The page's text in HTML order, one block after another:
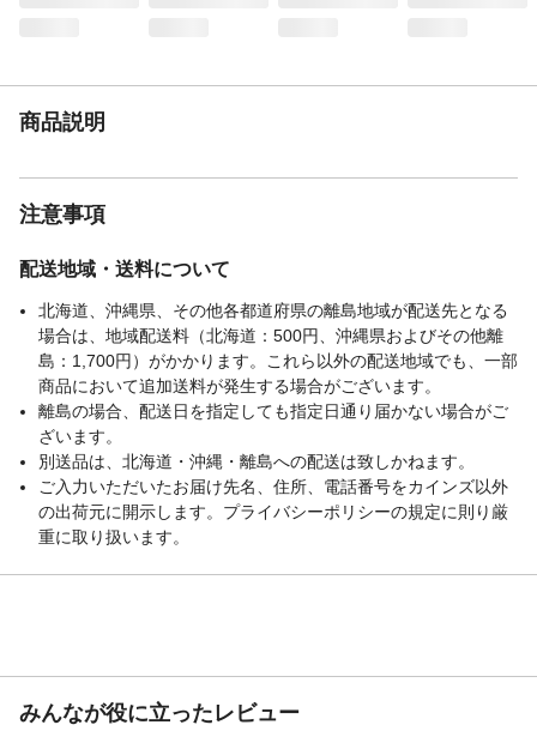
商品説明
注意事項
配送地域・送料について
北海道、沖縄県、その他各都道府県の離島地域が配送先となる
場合は、地域配送料（北海道：500円、沖縄県およびその他離
島：1,700円）がかかります。これら以外の配送地域でも、一部
商品において追加送料が発生する場合がございます。
離島の場合、配送日を指定しても指定日通り届かない場合がご
ざいます。
別送品は、北海道・沖縄・離島への配送は致しかねます。
ご入力いただいたお届け先名、住所、電話番号をカインズ以外
の出荷元に開示します。プライバシーポリシーの規定に則り厳
重に取り扱います。
みんなが役に立ったレビュー